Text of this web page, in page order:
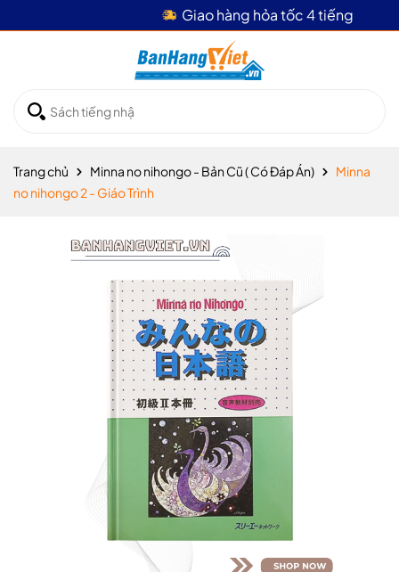
Giao hàng hỏa tốc 4 tiếng
Trang chủ Minna no nihongo - Bản Cũ ( Có Đáp Án)
Minna
no nihongo 2 - Giáo Trình
Mã giảm giá:
Ngày hết hạn: